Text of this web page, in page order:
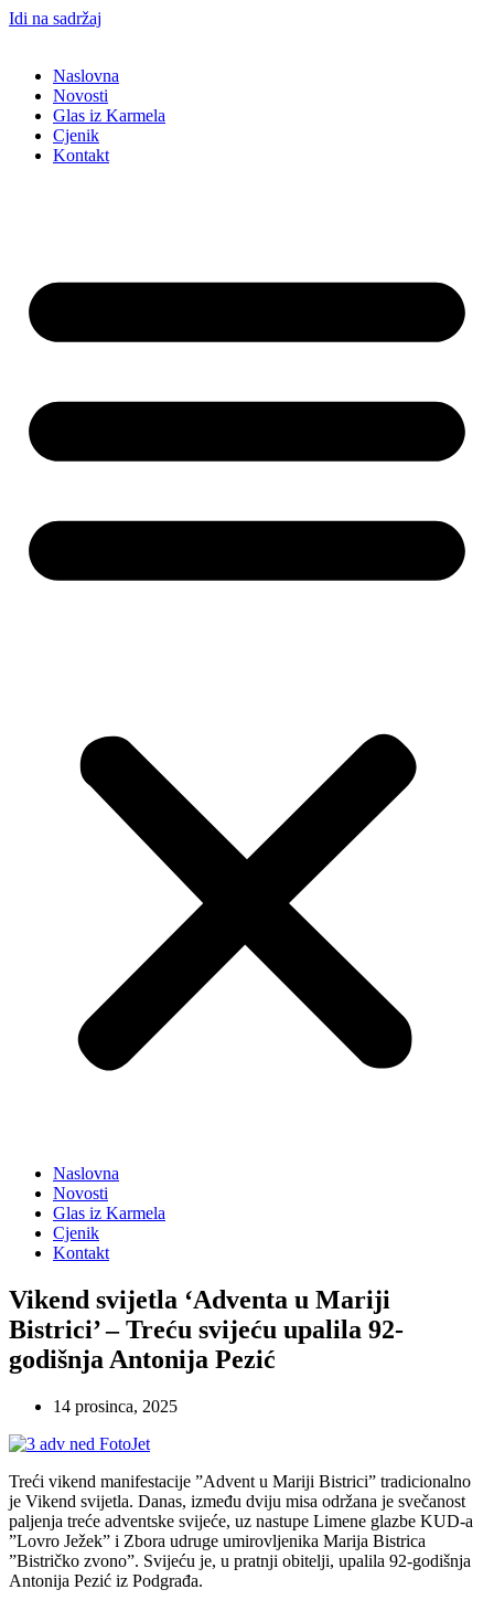
Idi na sadržaj
Naslovna
Novosti
Glas iz Karmela
Cjenik
Kontakt
Naslovna
Novosti
Glas iz Karmela
Cjenik
Kontakt
Vikend svijetla ‘Adventa u Mariji
Bistrici’ – Treću svijeću upalila 92-
godišnja Antonija Pezić
14 prosinca, 2025
Treći vikend manifestacije ”Advent u Mariji Bistrici” tradicionalno
je Vikend svijetla. Danas, između dviju misa održana je svečanost
paljenja treće adventske svijeće, uz nastupe Limene glazbe KUD-a
”Lovro Ježek” i Zbora udruge umirovljenika Marija Bistrica
”Bistričko zvono”. Svijeću je, u pratnji obitelji, upalila 92-godišnja
Antonija Pezić iz Podgrađa.